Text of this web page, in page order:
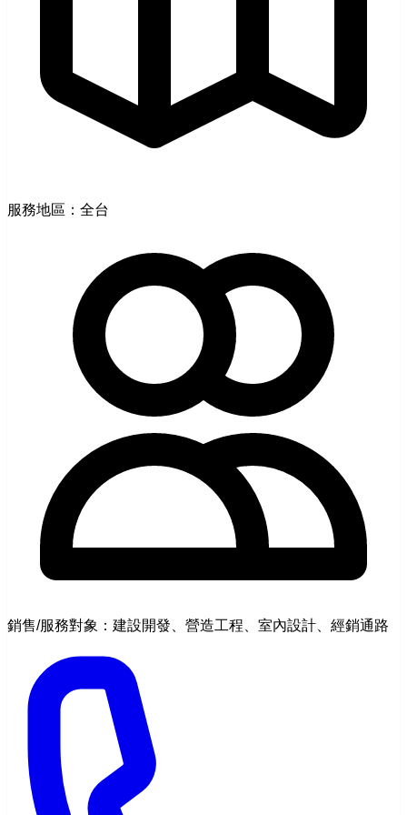
服務地區：全台
銷售/服務對象：建設開發、營造工程、室內設計、經銷通路